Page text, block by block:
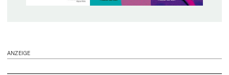
ANZEIGE